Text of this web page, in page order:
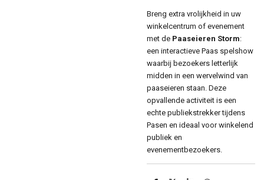
Breng extra vrolijkheid in uw
winkelcentrum of evenement
met de Paaseieren Storm:
een interactieve Paas spelshow
waarbij bezoekers letterlijk
midden in een wervelwind van
paaseieren staan. Deze
opvallende activiteit is een
echte publiekstrekker tijdens
Pasen en ideaal voor winkelend
publiek en
evenementbezoekers.